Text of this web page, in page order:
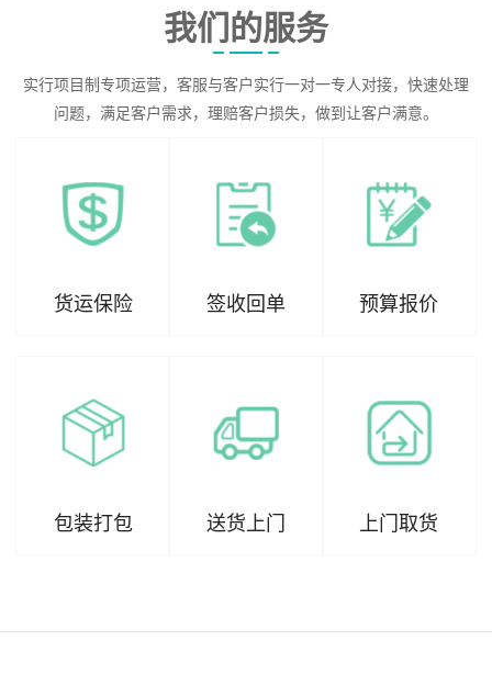
我们的服务
实行项目制专项运营，客服与客户实行一对一专人对接，快速处理
问题，满足客户需求，理赔客户损失，做到让客户满意。
货运保险 签收回单 预算报价
包装打包 送货上门 上门取货